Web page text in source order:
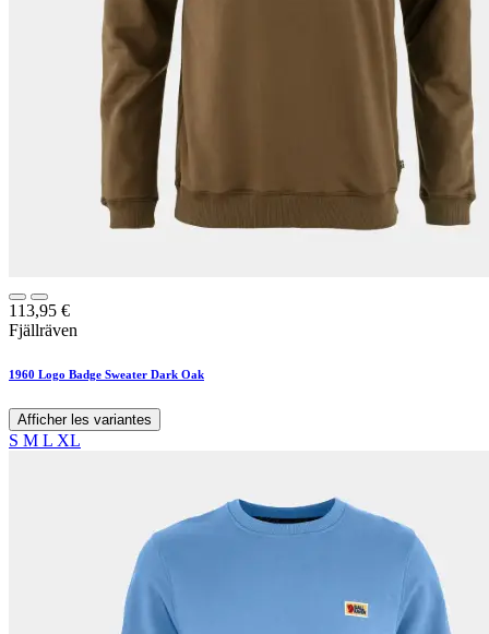
113,95 €
Fjällräven
1960 Logo Badge Sweater Dark Oak
Afficher les variantes
S M L XL